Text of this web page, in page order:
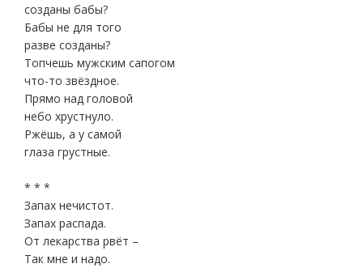
созданы бабы?
Бабы не для того
разве созданы?
Топчешь мужским сапогом
что-то звёздное.
Прямо над головой
небо хрустнуло.
Ржёшь, а у самой
глаза грустные.
* * *
Запах нечистот.
Запах распада.
От лекарства рвёт –
Так мне и надо.